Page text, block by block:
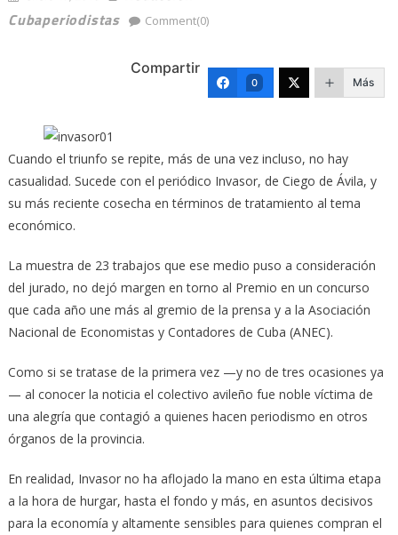
Cubaperiodistas
Comment(0)
Compartir
0 Más
Cuando el triunfo se repite, más de una vez incluso, no hay
casualidad. Sucede con el periódico Invasor, de Ciego de Ávila, y
su más reciente cosecha en términos de tratamiento al tema
económico.
La muestra de 23 trabajos que ese medio puso a consideración
del jurado, no dejó margen en torno al Premio en un concurso
que cada año une más al gremio de la prensa y a la Asociación
Nacional de Economistas y Contadores de Cuba (ANEC).
Como si se tratase de la primera vez —y no de tres ocasiones ya
— al conocer la noticia el colectivo avileño fue noble víctima de
una alegría que contagió a quienes hacen periodismo en otros
órganos de la provincia.
En realidad, Invasor no ha aflojado la mano en esta última etapa
a la hora de hurgar, hasta el fondo y más, en asuntos decisivos
para la economía y altamente sensibles para quienes compran el